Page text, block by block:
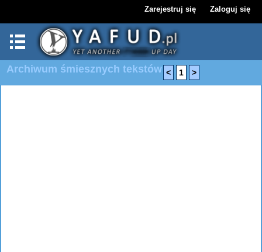
Zarejestruj się Zaloguj się
Archiwum śmiesznych tekstów < 1 >